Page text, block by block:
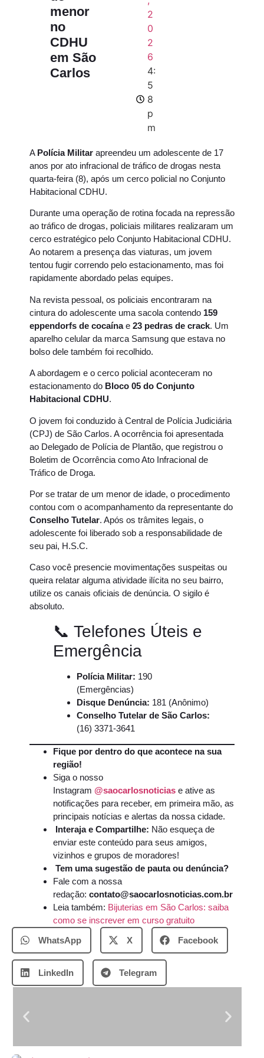
menor
no
CDHU
em São
Carlos
2
0
2
6
4:
5
8
p
m
A Polícia Militar apreendeu um adolescente de 17
anos por ato infracional de tráfico de drogas nesta
quarta-feira (8), após um cerco policial no Conjunto
Habitacional CDHU.
Durante uma operação de rotina focada na repressão
ao tráfico de drogas, policiais militares realizaram um
cerco estratégico pelo Conjunto Habitacional CDHU.
Ao notarem a presença das viaturas, um jovem
tentou fugir correndo pelo estacionamento, mas foi
rapidamente abordado pelas equipes.
Na revista pessoal, os policiais encontraram na
cintura do adolescente uma sacola contendo 159
eppendorfs de cocaínae 23 pedras de crack. Um
aparelho celular da marca Samsung que estava no
bolso dele também foi recolhido.
A abordagem e o cerco policial aconteceram no
estacionamento do Bloco 05 do Conjunto
Habitacional CDHU.
O jovem foi conduzido à Central de Polícia Judiciária
(CPJ) de São Carlos. A ocorrência foi apresentada
ao Delegado de Polícia de Plantão, que registrou o
Boletim de Ocorrência como Ato Infracional de
Tráfico de Droga.
Por se tratar de um menor de idade, o procedimento
contou com o acompanhamento da representante do
Conselho Tutelar. Após os trâmites legais, o
adolescente foi liberado sob a responsabilidade de
seu pai, H.S.C.
Caso você presencie movimentações suspeitas ou
queira relatar alguma atividade ilícita no seu bairro,
utilize os canais oficiais de denúncia. O sigilo é
absoluto.
📞 Telefones Úteis e
Emergência
Polícia Militar: 190
(Emergências)
Disque Denúncia: 181 (Anônimo)
Conselho Tutelar de São Carlos:
(16) 3371-3641
Fique por dentro do que acontece na sua
região!
Siga o nosso
Instagram @saocarlosnoticias e ative as
notificações para receber, em primeira mão, as
principais notícias e alertas da nossa cidade.
Interaja e Compartilhe: Não esqueça de
enviar este conteúdo para seus amigos,
vizinhos e grupos de moradores!
Tem uma sugestão de pauta ou denúncia?
Fale com a nossa
redação: contato@saocarlosnoticias.com.br
Leia também: Bijuterias em São Carlos: saiba
como se inscrever em curso gratuito
WhatsApp
X Facebook
LinkedIn Telegram